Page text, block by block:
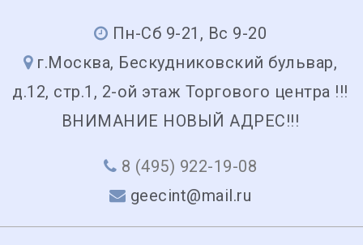
Пн-Сб 9-21, Вс 9-20
г.Москва, Бескудниковский бульвар,
д.12, стр.1, 2-ой этаж Торгового центра !!!
ВНИМАНИЕ НОВЫЙ АДРЕС!!!
8 (495) 922-19-08
geecint@mail.ru